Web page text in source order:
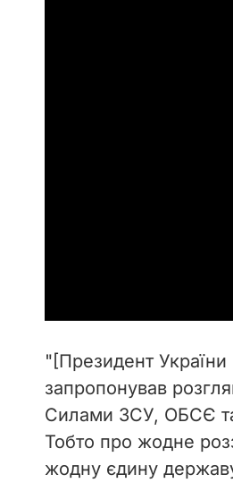
"[Президент
запропонував
Силами ЗСУ, ОБСЄ
Тобто про жодне
жодну єдину